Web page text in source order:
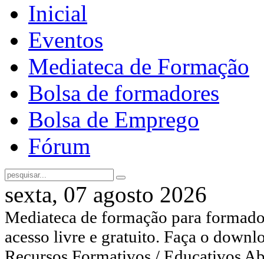
Inicial
Eventos
Mediateca de Formação
Bolsa de formadores
Bolsa de Emprego
Fórum
sexta, 07 agosto 2026
Mediateca de formação para
acesso livre e gratuito. Faça o